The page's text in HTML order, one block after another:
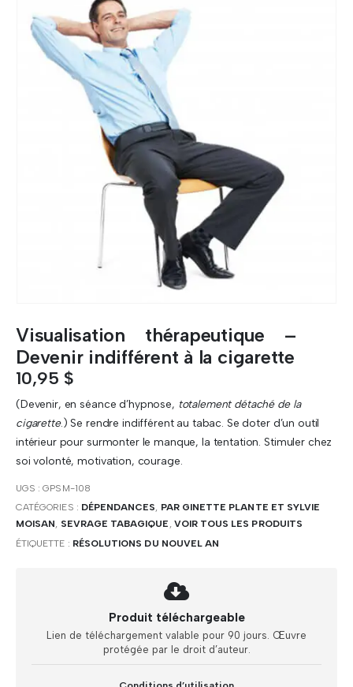
Visualisation thérapeutique –
Devenir indifférent à la cigarette
10,95 $
(Devenir, en séance d’hypnose, totalement détaché de la
cigarette.) Se rendre indifférent au tabac. Se doter d’un outil
intérieur pour surmonter le manque, la tentation. Stimuler chez
soi volonté, motivation, courage.
UGS :GPSM-108
CATÉGORIES : DÉPENDANCES, PAR GINETTE PLANTE ET SYLVIE
MOISAN, SEVRAGE TABAGIQUE , VOIR TOUS LES PRODUITS
ÉTIQUETTE : RÉSOLUTIONS DU NOUVEL AN
Produit téléchargeable
Lien de téléchargement valable pour 90 jours. Œuvre
protégée par le droit d’auteur.